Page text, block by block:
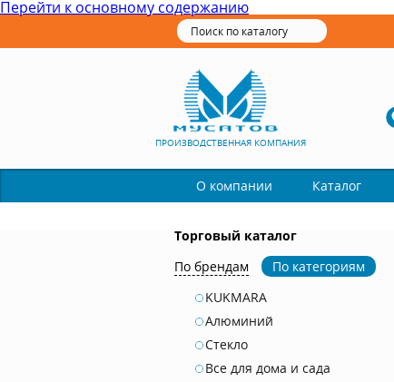
Перейти к основному содержанию
ПРОИЗВОДСТВЕННАЯ КОМПАНИЯ
О компании Каталог
Торговый каталог
По брендам
По категориям
KUKMARA
Алюминий
Стекло
Все для дома и сада